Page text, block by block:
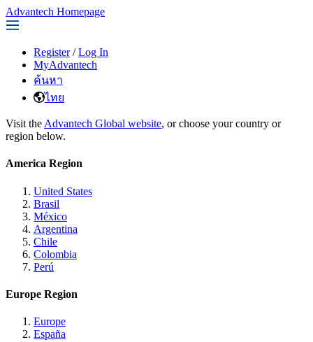
Advantech Homepage
Register / Log In
MyAdvantech
ค้นหา
ไทย
Visit the Advantech Global website, or choose your country or
region below.
America Region
United States
Brasil
México
Argentina
Chile
Colombia
Perú
Europe Region
Europe
España